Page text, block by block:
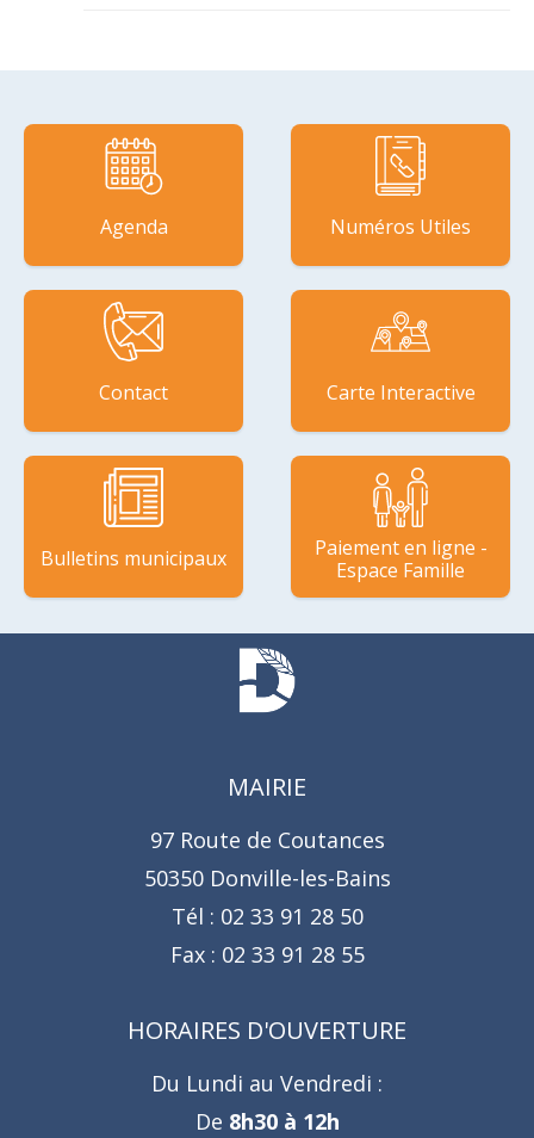
Agenda Numéros Utiles
Contact Carte Interactive
Bulletins municipaux
Paiement en ligne -
Espace Famille
MAIRIE
97 Route de Coutances
50350 Donville-les-Bains
Tél : 02 33 91 28 50
Fax : 02 33 91 28 55
HORAIRES D'OUVERTURE
Du Lundi au Vendredi :
De 8h30 à 12h